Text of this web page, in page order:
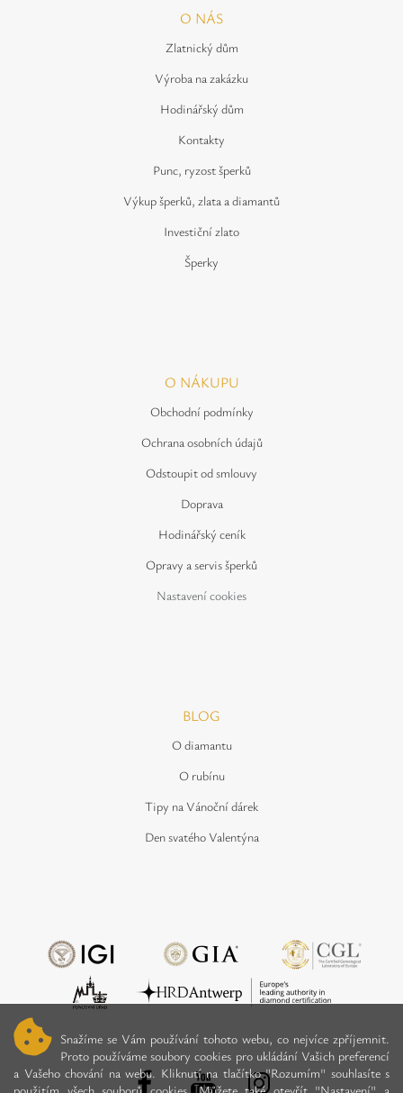
Snažíme se Vám používání tohoto webu, co nejvíce zpříjemnit.
Proto používáme soubory cookies pro ukládání Vašich preferencí
a Vašeho chování na webu. Kliknutí na tlačítko "Rozumím" souhlasíte s
O NÁS
Zlatnický dům
Výroba na zakázku
Hodinářský dům
Kontakty
Punc, ryzost šperků
Výkup šperků, zlata a diamantů
Investiční zlato
Šperky
O NÁKUPU
Obchodní podmínky
Ochrana osobních údajů
Odstoupit od smlouvy
Doprava
Hodinářský ceník
Opravy a servis šperků
Nastavení cookies
BLOG
O diamantu
O rubínu
Tipy na Vánoční dárek
Den svatého Valentýna